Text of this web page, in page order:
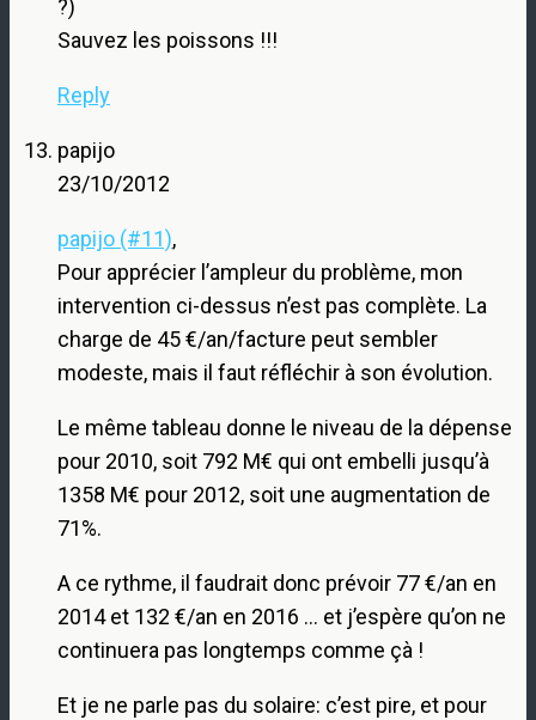
?)
Sauvez les poissons !!!
Reply
papijo
23/10/2012
papijo (#11),
Pour apprécier l’ampleur du problème, mon
intervention ci-dessus n’est pas complète. La
charge de 45 €/an/facture peut sembler
modeste, mais il faut réfléchir à son évolution.
Le même tableau donne le niveau de la dépense
pour 2010, soit 792 M€ qui ont embelli jusqu’à
1358 M€ pour 2012, soit une augmentation de
71%.
A ce rythme, il faudrait donc prévoir 77 €/an en
2014 et 132 €/an en 2016 … et j’espère qu’on ne
continuera pas longtemps comme çà !
Et je ne parle pas du solaire: c’est pire, et pour